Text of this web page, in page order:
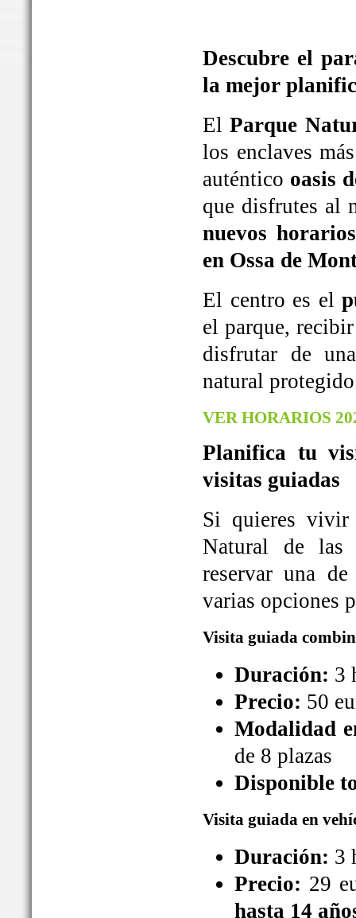
Descubre el
la mejor
ElParque
los enclaves
auténtico oasis
que disfrutes al
nuevos
en Ossa de
El centro es el
el parque,
disfrutar de
natural
VER HORARIOS
Planifica tu
visitas guiadas
Si quieres
Natural de las
reservar una
varias opciones
Visita guiada
Duración: 3
Precio: 50
Modalidad
de 8 plazas
Disponible
Visita guiada en
Duración: 3
Precio: 29
hasta 14